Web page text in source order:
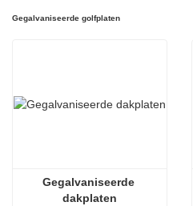
Gegalvaniseerde golfplaten
Gegalvaniseerde
dakplaten